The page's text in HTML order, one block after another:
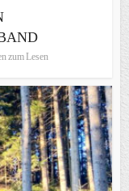
zum Lesen